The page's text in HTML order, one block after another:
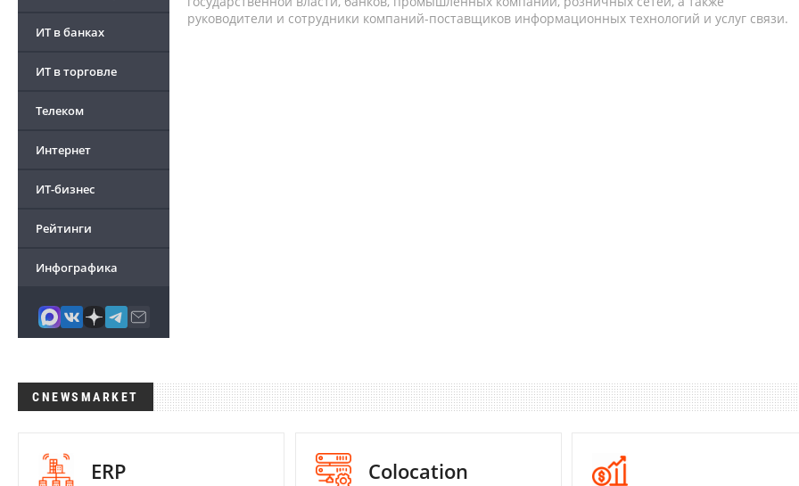
ИТ в банках
ИТ в торговле
Телеком
Интернет
ИТ-бизнес
Рейтинги
Инфографика
руководители и сотрудники компаний-поставщиков информационных технологий и услуг связи.
CNEWSMARKET
ERP Colocation